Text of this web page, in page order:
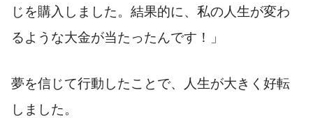
じを購入しました。結果的に、私の人生が変わ
るような大金が当たったんです！」
夢を信じて行動したことで、人生が大きく好転
しました。